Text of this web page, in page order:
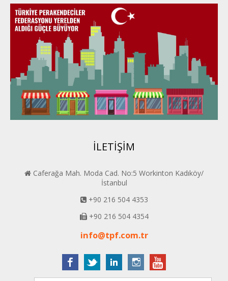
Kayseri PERDER
Karadeniz Perder
Konya PERDER
Van PERDER
BEYPER
İLETİŞİM
Caferağa Mah. Moda Cad. No:5 Workinton Kadıköy/
İstanbul
+90 216 504 4353
+90 216 504 4354
info@tpf.com.tr